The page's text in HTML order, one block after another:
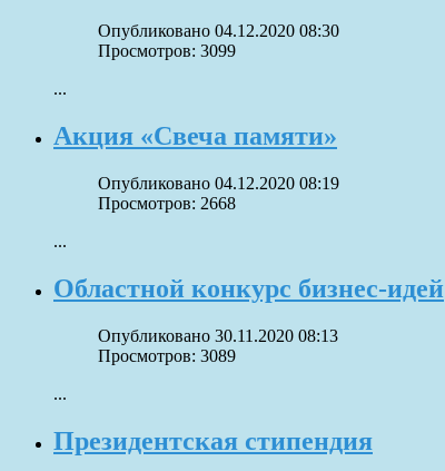
Опубликовано 04.12.2020 08:30
Просмотров: 3099
...
Акция «Свеча памяти»
Опубликовано 04.12.2020 08:19
Просмотров: 2668
...
Областной конкурс бизнес-идей
Опубликовано 30.11.2020 08:13
Просмотров: 3089
...
Президентская стипендия